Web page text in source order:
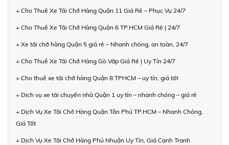
+ Cho Thuê Xe Tải Chở Hàng Quận 11 Giá Rẻ – Phục Vụ 24/7
+ Cho Thuê Xe Tải Chở Hàng Quận 6 TP.HCM Giá Rẻ | 24/7
+ Xe tải chở hàng Quận 5 giá rẻ – Nhanh chóng, an toàn, 24/7
+ Cho Thuê Xe Tải Chở Hàng Gò Vấp Giá Rẻ | Uy Tín 24/7
+ Cho thuê xe tải chở hàng Quận 8 TPHCM – uy tín, giá tốt
+ Dịch vụ xe tải chuyển nhà Quận 1 uy tín – nhanh chóng – giá rẻ
+ Dịch Vụ Xe Tải Chở Hàng Quận Tân Phú TP.HCM – Nhanh Chóng,
Giá Tốt
+ Dịch Vụ Xe Tải Chở Hàng Phú Nhuận Uy Tín, Giá Cạnh Tranh